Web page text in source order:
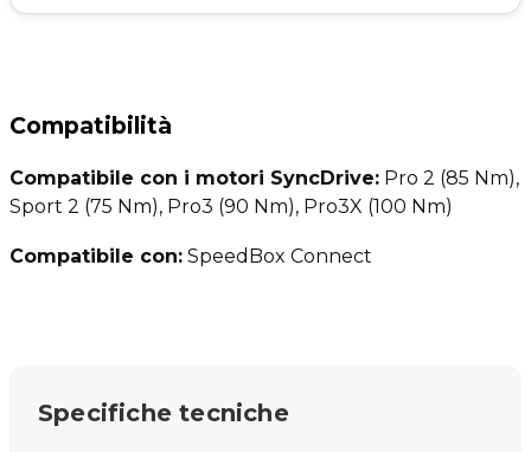
Compatibilità
Compatibile con i motori SyncDrive: Pro 2 (85 Nm),
Sport 2 (75 Nm), Pro3 (90 Nm), Pro3X (100 Nm)
Compatibile con: SpeedBox Connect
Specifiche tecniche